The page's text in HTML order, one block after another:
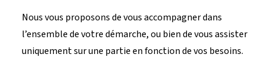
Nous vous proposons de vous accompagner dans
l’ensemble de votre démarche, ou bien de vous assister
uniquement sur une partie en fonction de vos besoins.